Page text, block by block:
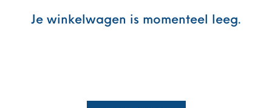
Je winkelwagen is momenteel leeg.